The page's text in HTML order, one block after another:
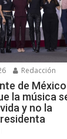
Redacción
de México
la música
y no la